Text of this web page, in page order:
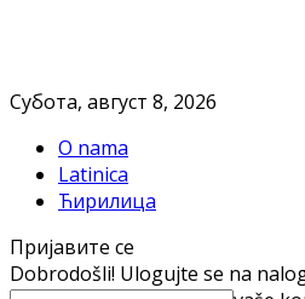
Субота, август 8, 2026
O nama
Latinica
Ћирилица
Пријавите се
Dobrodošli! Ulogujte se na